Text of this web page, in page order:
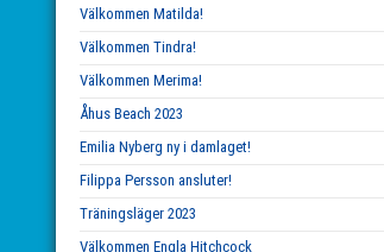
Välkommen Matilda!
Välkommen Tindra!
Välkommen Merima!
Åhus Beach 2023
Emilia Nyberg ny i damlaget!
Filippa Persson ansluter!
Träningsläger 2023
Välkommen Engla Hitchcock